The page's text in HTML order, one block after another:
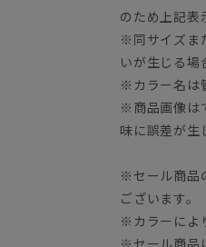
のため上記表
※同サイズま
いが生じる場
※カラー名は
※商品画像は
味に誤差が生
※セール商品
ございます。
※カラーによ
※セール商品